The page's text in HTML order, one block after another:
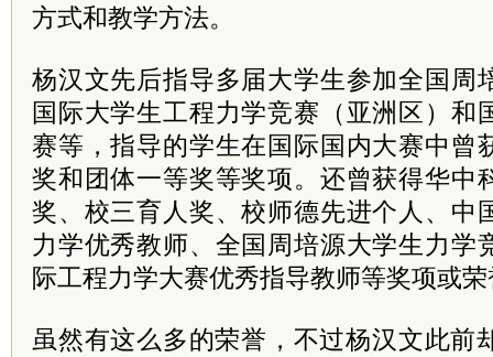
方式和教学方法。
杨汉文先后指导多届大学生参加全国周
国际大学生工程力学竞赛（亚洲区）和
赛等，指导的学生在国际国内大赛中曾
奖和团体一等奖等奖项。还曾获得华中
奖、校三育人奖、校师德先进个人、中
力学优秀教师、全国周培源大学生力学
际工程力学大赛优秀指导教师等奖项或
虽然有这么多的荣誉，不过杨汉文此前